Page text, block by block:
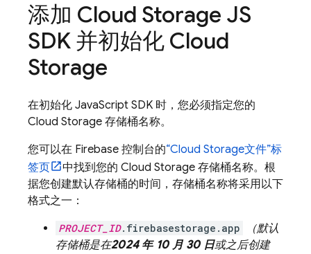
添加 Cloud Storage JS
SDK 并初始化 Cloud
Storage
在初始化 JavaScript SDK 时，您必须指定您的
Cloud Storage 存储桶名称。
您可以在 Firebase 控制台的“Cloud Storage文件”标
签页
中找到您的 Cloud Storage 存储桶名称。根
据您创建默认存储桶的时间，存储桶名称将采用以下
格式之一：
PROJECT_ID.firebasestorage.app
（默认
存储桶是在2024 年 10 月 30 日或之后创建